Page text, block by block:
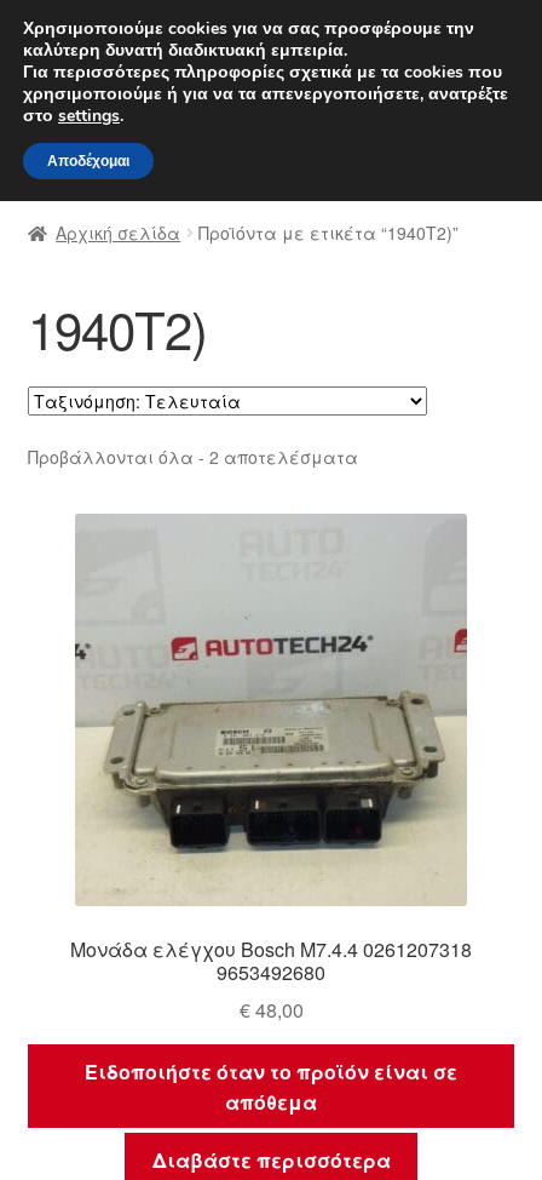
ΑΠΟΣΤΟΛΗ από 7 EUR
Δευτέρα-Παρ. 9 π.μ. - 4 μ.μ.
Απευθείας
μετάβαση
στην
πλοήγηση
Μετάβαση
σε
περιεχόμενο
Αρχική
Διαδικασία Παραπόνων
Επικοινωνία
Καροτσάκι
Μεταφορά
Ο λογαριασμός μου
Οροι και Προϋποθέσεις
Παγκόσμια αποστολή
Παράπονα
πληρωμές
Πολιτική Απορρήτου
Σχετικά με εμάς
Αρχική σελίδα Προϊόντα με ετικέτα “1940T2)”
1940T2)
Προβάλλονται όλα - 2 αποτελέσματαSorted
latest
Μονάδα ελέγχου Bosch M7.4.4 0261207318
9653492680
€48,00
Ειδοποιήστε όταν το προϊόν είναι σε
απόθεμα
Διαβάστε περισσότερα
Χρησιμοποιούμε cookies για να σας προσφέρουμε την
καλύτερη δυνατή διαδικτυακή εμπειρία.
Για περισσότερες πληροφορίες σχετικά με τα cookies που
χρησιμοποιούμε ή για να τα απενεργοποιήσετε, ανατρέξτε
στο settings.
Αποδέχομαι